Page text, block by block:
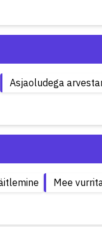
Asjaoludega
Mee